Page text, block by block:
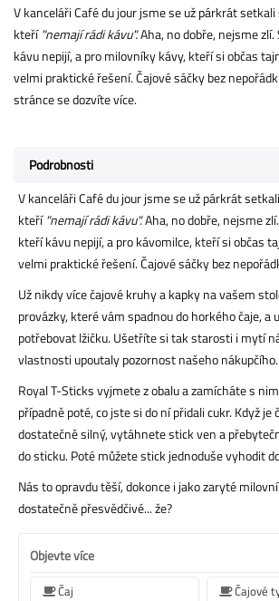
V kanceláři Café du jour jsme se už párkrát
kteří"nemají rádi kávu".Aha, no dobře, nejsme
kávu nepijí, a pro milovníky kávy, kteří si občas
velmi praktické řešení. Čajové sáčky bez
stránce se dozvíte více.
Podrobnosti
V kanceláři Café du jour jsme se už párkrát
kteří"nemají rádi kávu".Aha, no dobře, nejsme
kteří kávu nepijí, a pro kávomilce, kteří si občas
velmi praktické řešení. Čajové sáčky bez
Už nikdy více čajové kruhy a kapky na vašem
provázky, které vám spadnou do horkého čaje, a
potřebovat lžičku. Ušetříte si tak starosti i mytí
vlastnosti upoutaly pozornost našeho nákupčího.
Royal T-Sticks vyjmete z obalu a zamícháte s
případně poté, co jste si do ní přidali cukr. Když je
dostatečně silný, vytáhnete stick ven a
do sticku. Poté můžete stick jednoduše vyhodit
Nás to opravdu těší, dokonce i jako zaryté
dostatečně přesvědčivé... že?
Objevte více
Čaj Čajové